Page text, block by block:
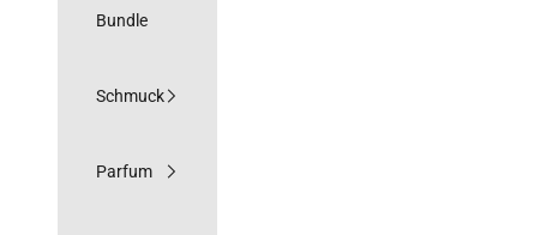
Bundle
Schmuck
Parfum